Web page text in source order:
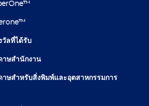
วัลที่ได้รับ
าษสำนักงาน
าษสำหรับสิ่งพิมพ์และอุตสาหกรรมการ